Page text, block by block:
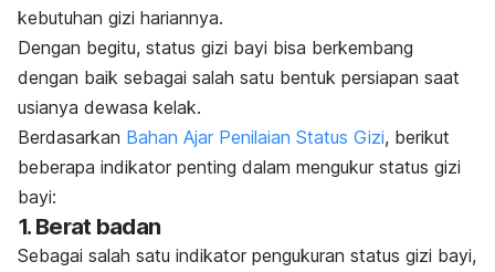
kebutuhan gizi hariannya.
Dengan begitu, status gizi bayi bisa berkembang
dengan baik sebagai salah satu bentuk persiapan saat
usianya dewasa kelak.
Berdasarkan Bahan Ajar Penilaian Status Gizi, berikut
beberapa indikator penting dalam mengukur status gizi
bayi:
1. Berat badan
Sebagai salah satu indikator pengukuran status gizi bayi,